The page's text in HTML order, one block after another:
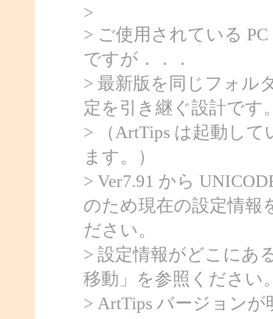
>
> ご使用されている
ですが．．．
> 最新版を同じフォル
定を引き継ぐ設計です
> （ArtTips は起動し
ます。）
> Ver7.91 から
のため現在の設定情報
ださい。
> 設定情報がどこにあ
移動」を参照ください
> ArtTips バージョン